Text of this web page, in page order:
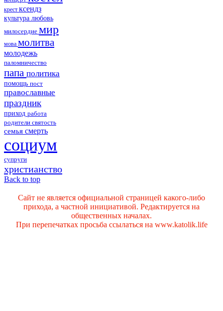
крест ксендз
культура любовь
милосердие мир
мова молитва
молодежь
паломничество
папа политика
помощь пост
православные
праздник
приход работа
родители святость
семья смерть
социум
супруги
христианство
Back to top
Сайт не является официальной страницей какого-либо
прихода, а частной инициативой. Редактируется на
общественных началах.
При перепечатках просьба ссылаться на www.katolik.life